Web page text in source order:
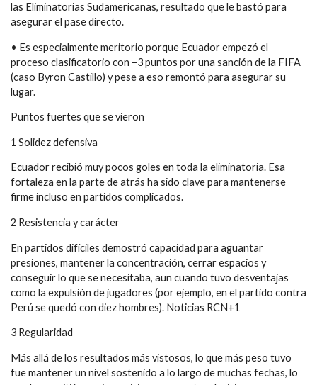
las Eliminatorias Sudamericanas, resultado que le bastó para
asegurar el pase directo.
• Es especialmente meritorio porque Ecuador empezó el
proceso clasificatorio con −3 puntos por una sanción de la FIFA
(caso Byron Castillo) y pese a eso remontó para asegurar su
lugar.
Puntos fuertes que se vieron
1 Solidez defensiva
Ecuador recibió muy pocos goles en toda la eliminatoria. Esa
fortaleza en la parte de atrás ha sido clave para mantenerse
firme incluso en partidos complicados.
2 Resistencia y carácter
En partidos difíciles demostró capacidad para aguantar
presiones, mantener la concentración, cerrar espacios y
conseguir lo que se necesitaba, aun cuando tuvo desventajas
como la expulsión de jugadores (por ejemplo, en el partido contra
Perú se quedó con diez hombres). Noticias RCN+1
3 Regularidad
Más allá de los resultados más vistosos, lo que más peso tuvo
fue mantener un nivel sostenido a lo largo de muchas fechas, lo